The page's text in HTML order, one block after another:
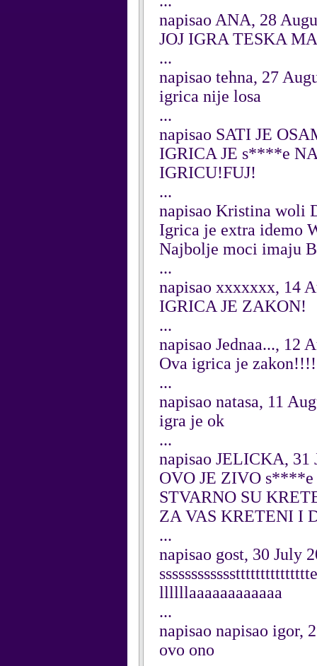
napisao ANA, 28
JOJ IGRA TESKA
...
napisao tehna, 27
igrica nije losa
...
napisao SATI JE
IGRICA JE s****e
IGRICU!FUJ!
...
napisao Kristina woli
Igrica je extra idemo
Najbolje moci imaju
...
napisao xxxxxxx, 14
IGRICA JE ZAKON!
...
napisao Jednaa..., 12
Ova igrica je
...
napisao natasa, 11
igra je ok
...
napisao JELICKA, 31
OVO JE ZIVO
STVARNO SU
ZA VAS KRETENI I
...
napisao gost, 30 July
llllllaaaaaaaaaaaa
...
napisao napisao igor,
ovo ono